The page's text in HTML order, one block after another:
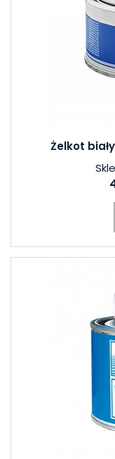
Żelkot biały